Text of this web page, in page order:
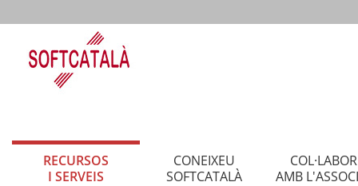
RECURSOS
I SERVEIS
CONEIXEU
SOFTCATALÀ
AMB